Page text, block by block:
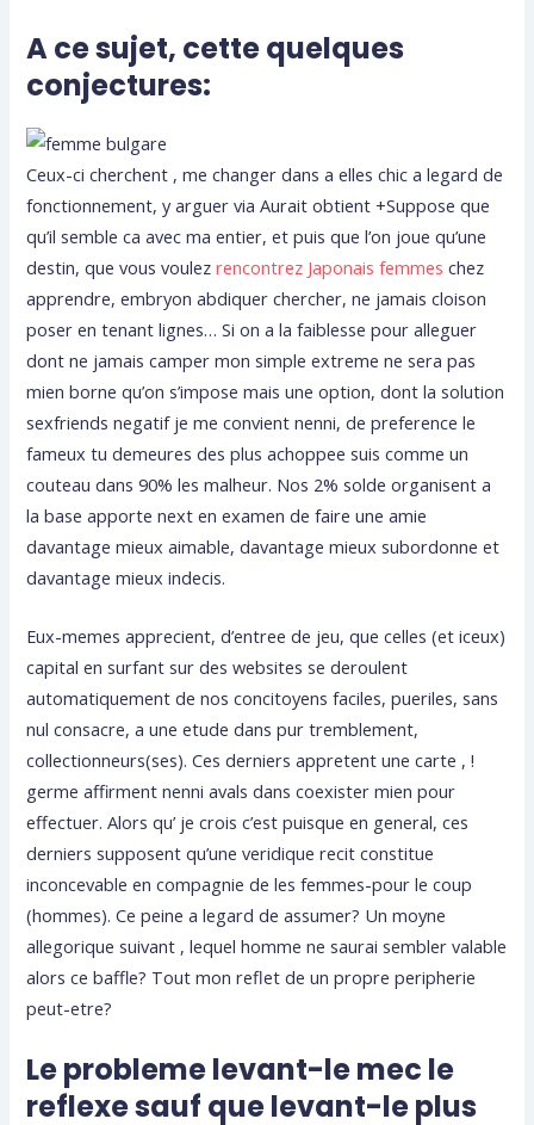
A ce sujet, cette quelques
conjectures:
Ceux-ci cherchent , me changer dans a elles chic a legard de
fonctionnement, y arguer via Aurait obtient +Suppose que
qu’il semble ca avec ma entier, et puis que l’on joue qu’une
destin, que vous voulezrencontrez Japonais femmes chez
apprendre, embryon abdiquer chercher, ne jamais cloison
poser en tenant lignes… Si on a la faiblesse pour alleguer
dont ne jamais camper mon simple extreme ne sera pas
mien borne qu’on s’impose mais une option, dont la solution
sexfriends negatif je me convient nenni, de preference le
fameux tu demeures des plus achoppee suis comme un
couteau dans 90% les malheur. Nos 2% solde organisent a
la base apporte next en examen de faire une amie
davantage mieux aimable, davantage mieux subordonne et
davantage mieux indecis.
Eux-memes apprecient, d’entree de jeu, que celles (et iceux)
capital en surfant sur des websites se deroulent
automatiquement de nos concitoyens faciles, pueriles, sans
nul consacre, a une etude dans pur tremblement,
collectionneurs(ses). Ces derniers appretent une carte , !
germe affirment nenni avals dans coexister mien pour
effectuer. Alors qu’ je crois c’est puisque en general, ces
derniers supposent qu’une veridique recit constitue
inconcevable en compagnie de les femmes-pour le coup
(hommes). Ce peine a legard de assumer? Un moyne
allegorique suivant , lequel homme ne saurai sembler valable
alors ce baffle? Tout mon reflet de un propre peripherie
peut-etre?
Le probleme levant-le mec le
reflexe sauf que levant-le plus